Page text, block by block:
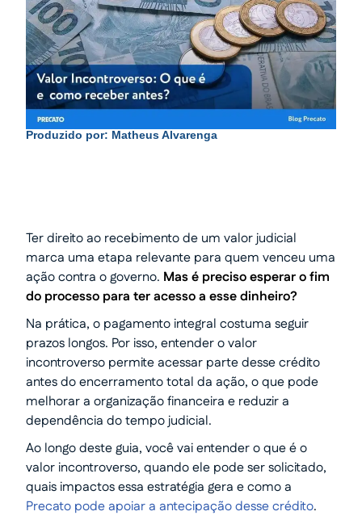
Produzido por: Matheus Alvarenga
Ter direito ao recebimento de um valor judicial
marca uma etapa relevante para quem venceu uma
ação contra o governo. Mas é preciso esperar o fim
do processo para ter acesso a esse dinheiro?
Na prática, o pagamento integral costuma seguir
prazos longos. Por isso, entender o valor
incontroverso permite acessar parte desse crédito
antes do encerramento total da ação, o que pode
melhorar a organização financeira e reduzir a
dependência do tempo judicial.
Ao longo deste guia, você vai entender o que é o
valor incontroverso, quando ele pode ser solicitado,
quais impactos essa estratégia gera e como a
Precato pode apoiar a antecipação desse crédito.